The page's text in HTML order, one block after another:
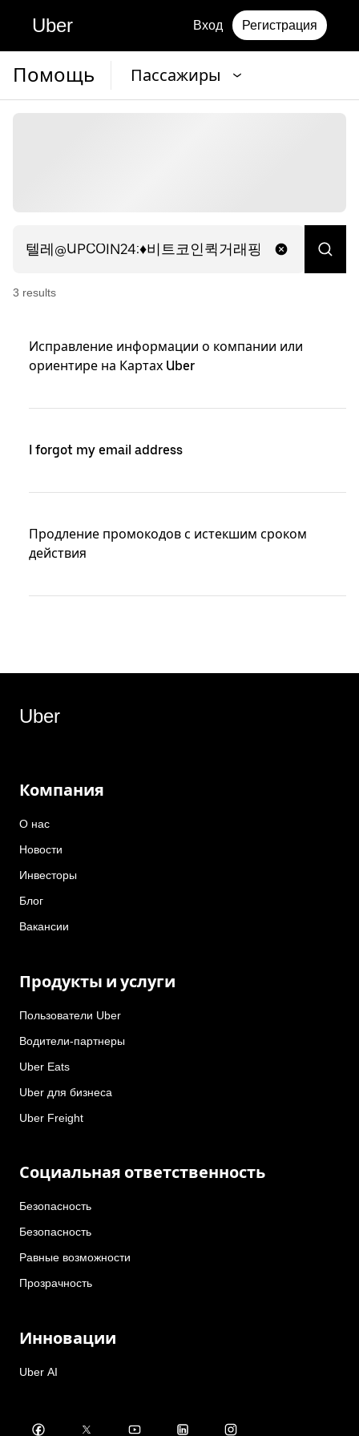
Uber Вход Регистрация
Помощь Пассажиры
3 results
Исправление информации о компании или
ориентире на Картах Uber
I forgot my email address
Продление промокодов с истекшим сроком
действия
Uber
Компания
О нас
Новости
Инвесторы
Блог
Вакансии
Продукты и услуги
Пользователи Uber
Водители-партнеры
Uber Eats
Uber для бизнеса
Uber Freight
Социальная ответственность
Безопасность
Безопасность
Равные возможности
Прозрачность
Инновации
Uber AI